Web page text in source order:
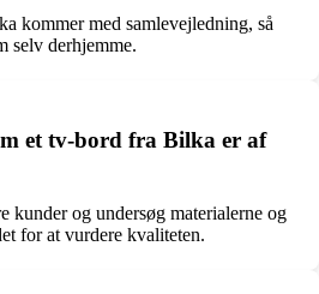
kommer med samlevejledning, så
selv derhjemme.
et tv-bord fra Bilka er af
kunder og undersøg materialerne og
for at vurdere kvaliteten.